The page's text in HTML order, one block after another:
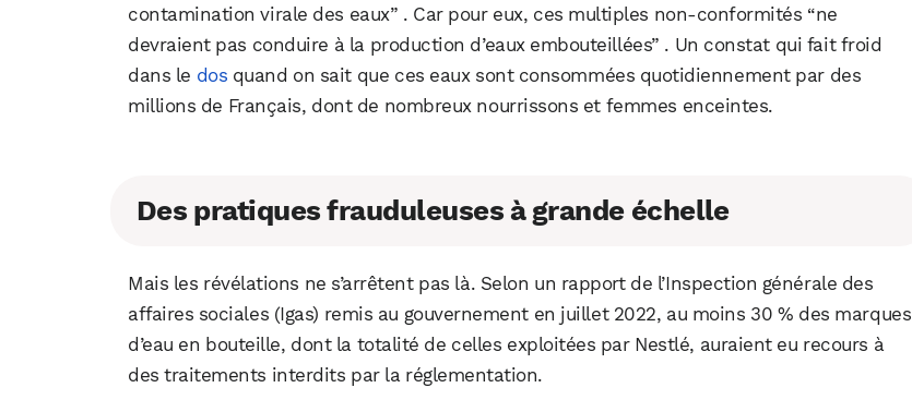
contamination virale des eaux” . Car pour eux, ces multiples non-conformités “ne
devraient pas conduire à la production d’eaux embouteillées” . Un constat qui fait froid
dans le dos quand on sait que ces eaux sont consommées quotidiennement par des
millions de Français, dont de nombreux nourrissons et femmes enceintes.
Des pratiques frauduleuses à grande échelle
Mais les révélations ne s’arrêtent pas là. Selon un rapport de l’Inspection générale des
affaires sociales (Igas) remis au gouvernement en juillet 2022, au moins 30 % des marques
d’eau en bouteille, dont la totalité de celles exploitées par Nestlé, auraient eu recours à
des traitements interdits par la réglementation.